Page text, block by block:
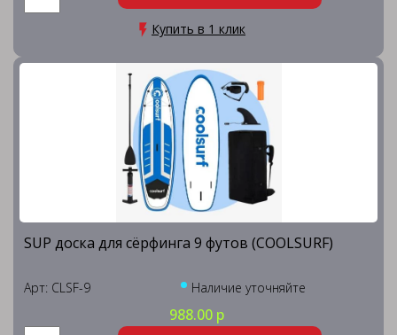
Купить в 1 клик
SUP доска для сёрфинга 9 футов (COOLSURF)
Арт: CLSF-9 Наличие уточняйте
988.00 р